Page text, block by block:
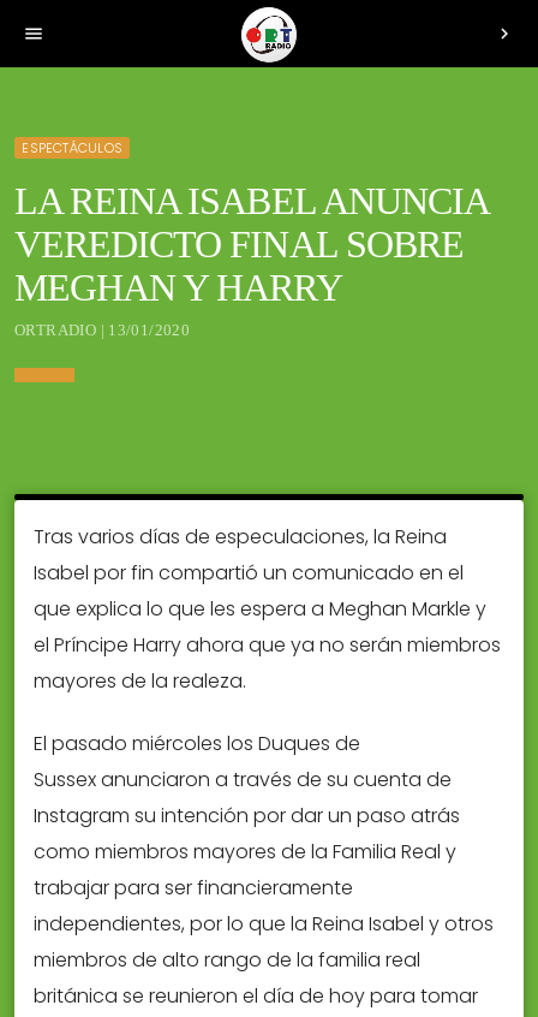
menu chevron_right
ESPECTÁCULOS
LA REINA ISABEL ANUNCIA
VEREDICTO FINAL SOBRE
MEGHAN Y HARRY
ORTRADIO | 13/01/2020
Tras varios días de especulaciones, la Reina
Isabel por fin compartió un comunicado en el
que explica lo que les espera a Meghan Markle y
el Príncipe Harry ahora que ya no serán miembros
mayores de la realeza.
El pasado miércoles los Duques de
Sussex anunciaron a través de su cuenta de
Instagram su intención por dar un paso atrás
como miembros mayores de la Familia Real y
trabajar para ser financieramente
independientes, por lo que la Reina Isabel y otros
miembros de alto rango de la familia real
británica se reunieron el día de hoy para tomar